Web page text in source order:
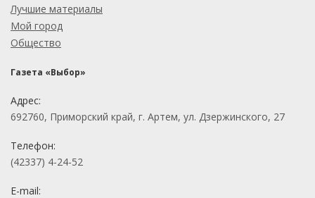
Лучшие материалы
Мой город
Общество
Газета «Выбор»
Адрес:
692760, Приморский край, г. Артем, ул. Дзержинского, 27
Телефон:
(42337) 4-24-52
E-mail: